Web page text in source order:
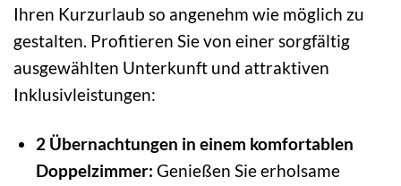
Ihren Kurzurlaub so angenehm wie möglich zu
gestalten. Profitieren Sie von einer sorgfältig
ausgewählten Unterkunft und attraktiven
Inklusivleistungen:
2 Übernachtungen in einem komfortablen
Doppelzimmer: Genießen Sie erholsame